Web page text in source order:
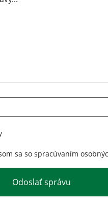
sa so spracúvaním
Response
Odoslať správu